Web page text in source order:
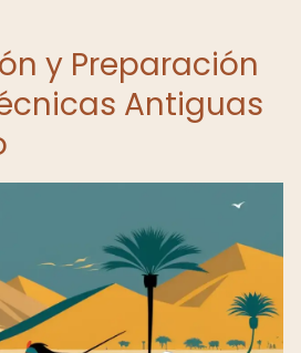
y Preparación
Antiguas